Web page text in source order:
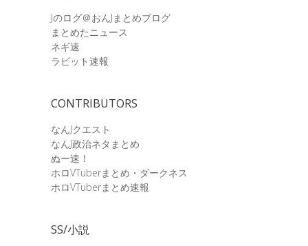
Jのログ＠おんJまとめブログ
まとめたニュース
ネギ速
ラビット速報
CONTRIBUTORS
なんJクエスト
なんJ政治ネタまとめ
ぬー速！
ホロVTuberまとめ・ダークネス
ホロVTuberまとめ速報
SS/小説